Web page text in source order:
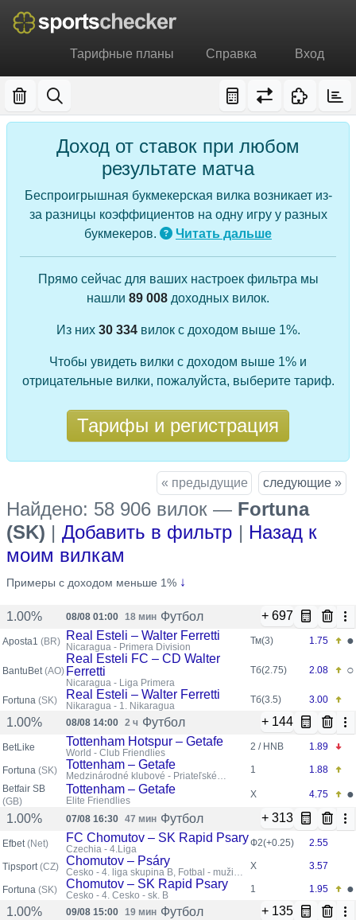
Тарифные планы Справка Вход
Доход от ставок при любом
результате матча
Беспроигрышная букмекерская вилка возникает из-
за разницы коэффициентов на одну игру у разных
букмекеров.
Читать дальше
Прямо сейчас для ваших настроек фильтра мы
нашли 89 008 доходных вилок.
Из них 30 334вилок с доходом выше 1%.
Чтобы увидеть вилки с доходом выше 1% и
отрицательные вилки, пожалуйста, выберите тариф.
Тарифы и регистрация
« предыдущие следующие »
Найдено: 58 906 вилок — Fortuna
(SK) | Добавить в фильтр | Назад к
моим вилкам
Примеры с доходом меньше 1% ↓
1.00% 08/08 01:00 18 мин Футбол + 697
Aposta1 (BR) Real Esteli – Walter Ferretti
Nicaragua - Primera Division
Тм(3) 1.75 ●
BantuBet(AO)
Real Esteli FC – CD Walter
Ferretti
Nicaragua - Liga Primera
Тб(2.75) 2.08 ○
Fortuna (SK) Real Esteli – Walter Ferretti
Nikaragua - 1. Nikaragua
Тб(3.5) 3.00
1.00% 08/08 14:00 2 ч Футбол + 144
BetLike Tottenham Hotspur – Getafe
World - Club Friendlies
2 / HNB 1.89
Fortuna (SK) Tottenham – Getafe
Medzinárodné klubové - Priateľské
zápasy klubov
1
1.88
Betfair SB
(GB)
Tottenham – Getafe
Elite Friendlies
X 4.75
●
1.00%
07/08 16:30 47 мин Футбол + 313
Efbet(Net) FC Chomutov – SK Rapid Psary
Czechia - 4.Liga
Ф2(+0.25) 2.55
Tipsport(CZ) Chomutov – Psáry
Česko - 4. liga skupina B, Fotbal - muži
TEAMS
X 3.57
Fortuna (SK) Chomutov – SK Rapid Psary
Česko - 4. Česko - sk. B
1 1.95
●
1.00%
09/08 15:00 19 мин Футбол + 135